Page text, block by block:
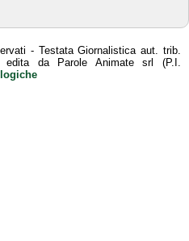
- Testata Giornalistica aut. trib.
edita da Parole Animate srl (P.I.